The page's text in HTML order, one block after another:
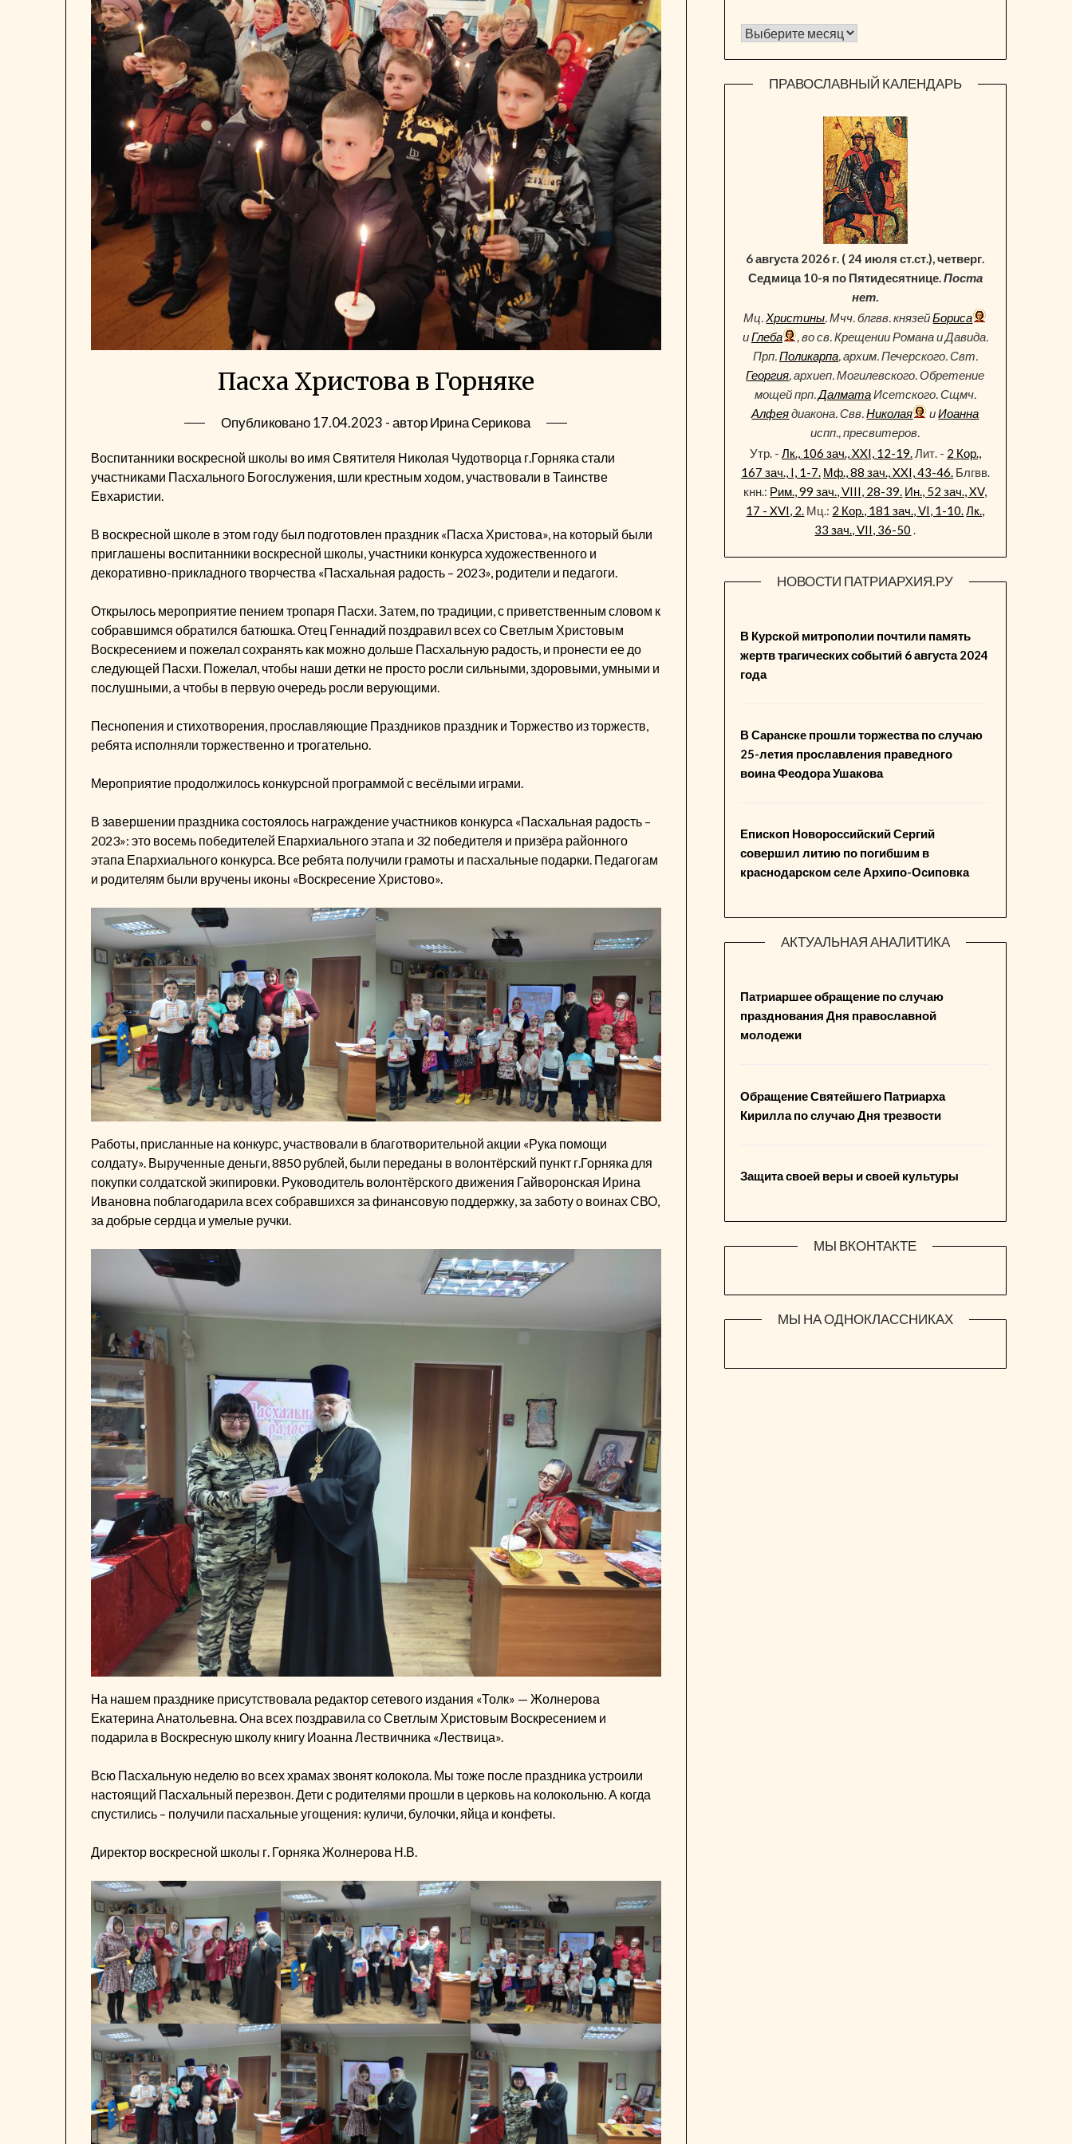
Пасха Христова в Горняке
Опубликовано17.04.2023 - авторИрина Серикова
Воспитанники воскресной школы во имя Святителя Николая Чудотворца г.Горняка стали
участниками Пасхального Богослужения, шли крестным ходом, участвовали в Таинстве
Евхаристии.
В воскресной школе в этом году был подготовлен праздник «Пасха Христова», на который были
приглашены воспитанники воскресной школы, участники конкурса художественного и
декоративно-прикладного творчества «Пасхальная радость – 2023», родители и педагоги.
Открылось мероприятие пением тропаря Пасхи. Затем, по традиции, с приветственным словом к
собравшимся обратился батюшка. Отец Геннадий поздравил всех со Светлым Христовым
Воскресением и пожелал сохранять как можно дольше Пасхальную радость, и пронести ее до
следующей Пасхи. Пожелал, чтобы наши детки не просто росли сильными, здоровыми, умными и
послушными, а чтобы в первую очередь росли верующими.
Песнопения и стихотворения, прославляющие Праздников праздник и Торжество из торжеств,
ребята исполняли торжественно и трогательно.
Мероприятие продолжилось конкурсной программой с весёлыми играми.
В завершении праздника состоялось награждение участников конкурса «Пасхальная радость –
2023»: это восемь победителей Епархиального этапа и 32 победителя и призёра районного
этапа Епархиального конкурса. Все ребята получили грамоты и пасхальные подарки. Педагогам
и родителям были вручены иконы «Воскресение Христово».
Работы, присланные на конкурс, участвовали в благотворительной акции «Рука помощи
солдату». Вырученные деньги, 8850 рублей, были переданы в волонтёрский пункт г.Горняка для
покупки солдатской экипировки. Руководитель волонтёрского движения Гайворонская Ирина
Ивановна поблагодарила всех собравшихся за финансовую поддержку, за заботу о воинах СВО,
за добрые сердца и умелые ручки.
На нашем празднике присутствовала редактор сетевого издания «Толк» — Жолнерова
Екатерина Анатольевна. Она всех поздравила со Светлым Христовым Воскресением и
подарила в Воскресную школу книгу Иоанна Лествичника «Лествица».
Всю Пасхальную неделю во всех храмах звонят колокола. Мы тоже после праздника устроили
настоящий Пасхальный перезвон. Дети с родителями прошли в церковь на колокольню. А когда
спустились – получили пасхальные угощения: куличи, булочки, яйца и конфеты.
Директор воскресной школы г. Горняка Жолнерова Н.В.
Архив новостей
ПРАВОСЛАВНЫЙ КАЛЕНДАРЬ
6 августа 2026 г. ( 24 июля ст.ст.), четверг.
Седмица 10-я по Пятидесятнице.Поста
нет.
Мц.Христины. Мчч. блгвв. князейБориса
иГлеба
, во св. Крещении Романа и Давида.
Прп.Поликарпа, архим. Печерского. Свт.
Георгия, архиеп. Могилевского. Обретение
мощей прп.ДалматаИсетского. Сщмч.
Алфеядиакона. Свв.Николая иИоанна
испп., пресвитеров.
Утр. - Лк., 106 зач., XXI, 12-19.Лит. - 2 Кор.,
167 зач., I, 1-7. Мф., 88 зач., XXI, 43-46.Блгвв.
кнн.: Рим., 99 зач., VIII, 28-39. Ин., 52 зач., XV,
17 - XVI, 2. Мц.: 2 Кор., 181 зач., VI, 1-10.Лк.,
33 зач., VII, 36-50 .
НОВОСТИ ПАТРИАРХИЯ.РУ
В Курской митрополии почтили память
жертв трагических событий 6 августа 2024
года
В Саранске прошли торжества по случаю
25-летия прославления праведного
воина Феодора Ушакова
Епископ Новороссийский Сергий
совершил литию по погибшим в
краснодарском селе Архипо-Осиповка
АКТУАЛЬНАЯ АНАЛИТИКА
Патриаршее обращение по случаю
празднования Дня православной
молодежи
Обращение Святейшего Патриарха
Кирилла по случаю Дня трезвости
Защита своей веры и своей культуры
МЫ ВКОНТАКТЕ
МЫ НА ОДНОКЛАССНИКАХ